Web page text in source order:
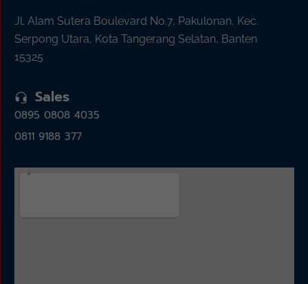
Jl. Alam Sutera Boulevard No.7, Pakulonan, Kec.
Serpong Utara, Kota Tangerang Selatan, Banten
15325
Sales
0895 0808 4035
0811 9188 377